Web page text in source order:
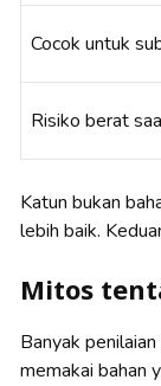
Cocok untuk
Risiko berat
Katun bukan
lebih baik.
Mitos
Banyak
memakai bahan